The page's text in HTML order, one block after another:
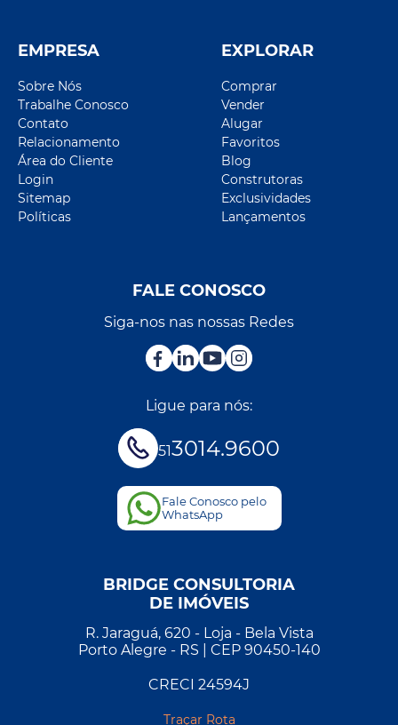
EMPRESA
Sobre Nós
Trabalhe Conosco
Contato
Relacionamento
Área do Cliente
Login
Sitemap
Políticas
EXPLORAR
Comprar
Vender
Alugar
Favoritos
Blog
Construtoras
Exclusividades
Lançamentos
FALE CONOSCO
Siga-nos nas nossas Redes
Ligue para nós:
513014.9600
Fale Conosco pelo
WhatsApp
BRIDGE CONSULTORIA
DE IMÓVEIS
R. Jaraguá, 620 - Loja - Bela Vista
Porto Alegre - RS | CEP 90450-140
CRECI 24594J
Traçar Rota